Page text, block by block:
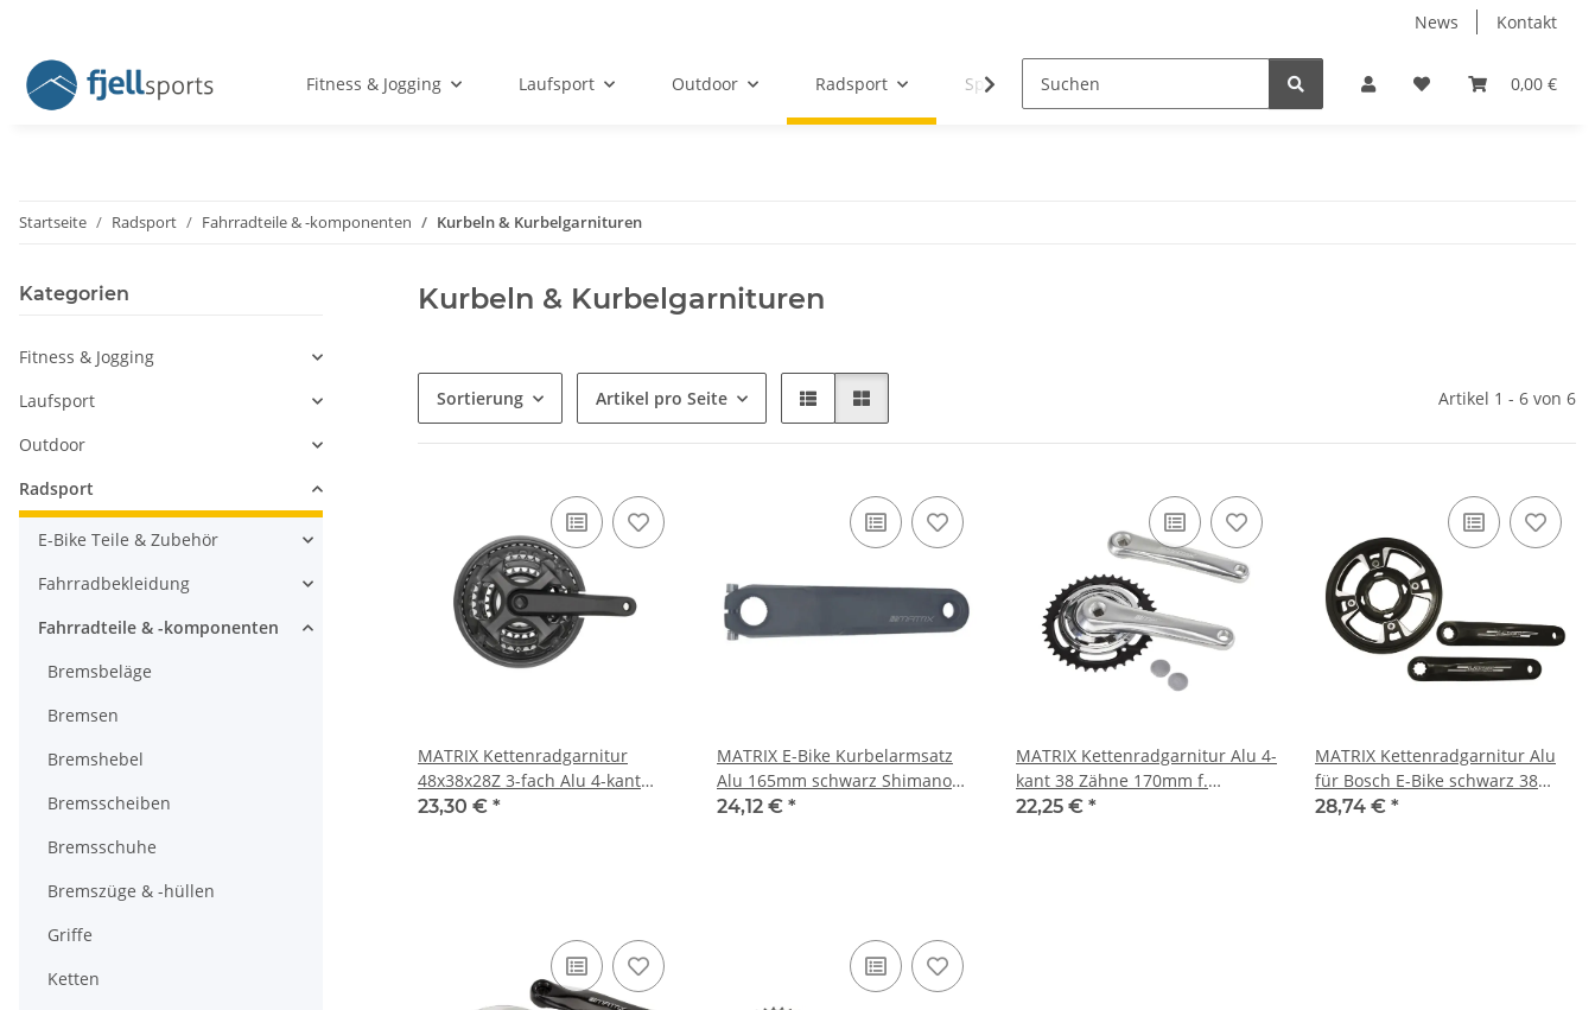
News Kontakt
0,00 €
Fitness & Jogging Laufsport Outdoor Radsport Sportbekleidung
Startseite Radsport Fahrradteile & -komponenten Kurbeln & Kurbelgarnituren
Kurbeln & Kurbelgarnituren
Sortierung Artikel pro Seite Artikel 1 - 6 von 6
MATRIX Kettenradgarnitur
48x38x28Z 3-fach Alu 4-kant
MTB/Trekking 7/8-fach
23,30 € *
MATRIX E-Bike Kurbelarmsatz
Alu 165mm schwarz Shimano
E6100/7000/8000
24,12 € *
MATRIX Kettenradgarnitur Alu 4-
kant 38 Zähne 170mm f.
Nabenschaltung City silber
22,25 € *
MATRIX Kettenradgarnitur Alu
für Bosch E-Bike schwarz 38
Zähne
28,74 € *
Kategorien
Fitness & Jogging
Laufsport
Outdoor
Radsport
E-Bike Teile & Zubehör
Fahrradbekleidung
Fahrradteile & -komponenten
Bremsbeläge
Bremsen
Bremshebel
Bremsscheiben
Bremsschuhe
Bremszüge & -hüllen
Griffe
Ketten